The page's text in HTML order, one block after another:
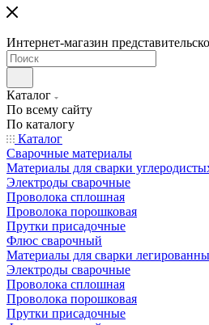
Интернет-магазин
Каталог
По всему сайту
По каталогу
Каталог
Сварочные материалы
Материалы для сварки
Электроды сварочные
Проволока сплошная
Проволока порошковая
Прутки присадочные
Флюс сварочный
Материалы для сварки
Электроды сварочные
Проволока сплошная
Проволока порошковая
Прутки присадочные